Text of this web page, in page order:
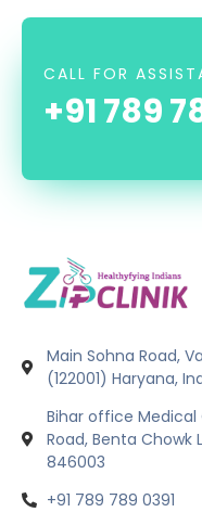
CALL FOR
+91 789
Main Sohna Road,
(122001) Haryana,
Bihar office Medical
Road, Benta Chowk
846003
+91 789 789 0391